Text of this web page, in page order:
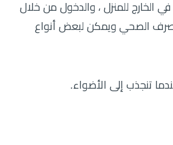
الخارج للمنزل ، والدخول من خلال
الصحي ويمكن لبعض أنواع
تنجذب إلى الأضواء.